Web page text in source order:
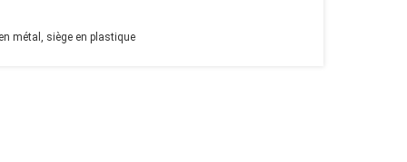
métal, siège en plastique